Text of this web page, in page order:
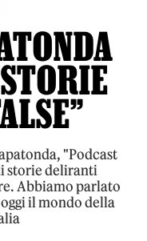
"Podcast
storie deliranti
Abbiamo parlato
il mondo della